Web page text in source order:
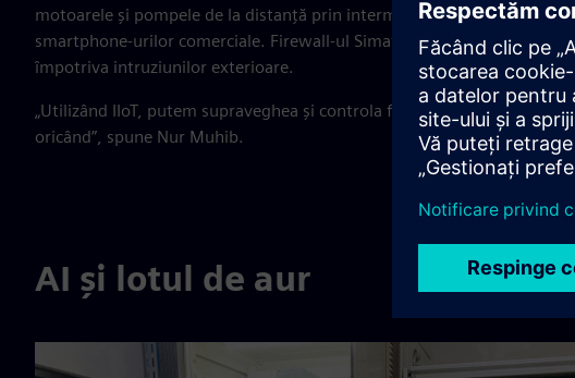
motoarele și pompele de la distanță prin intermediul tabletelor Simatic
smartphone-urilor comerciale. Firewall-ul Simatic Scalance S
împotriva intruziunilor exterioare.
„Utilizând IIoT, putem supraveghea și controla fabrica în timp real de
oricând”, spune Nur Muhib.
AI și lotul de aur